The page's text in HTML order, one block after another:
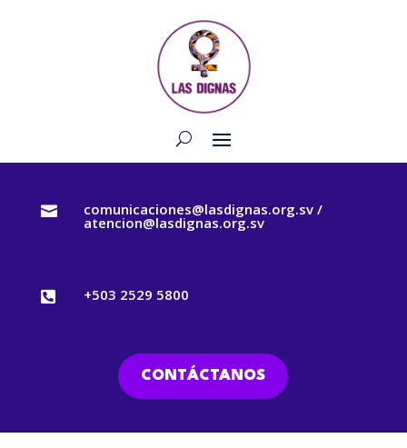
 comunicaciones@lasdignas.org.sv /
atencion@lasdignas.org.sv
 +503 2529 5800
CONTÁCTANOS